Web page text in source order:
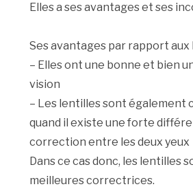
Elles a ses avantages et ses
Ses avantages par rapport aux
– Elles ont une bonne et bien
vision
– Les lentilles sont également
quand il existe une forte
correction entre les deux yeux
Dans ce cas donc, les lentilles
meilleures correctrices.